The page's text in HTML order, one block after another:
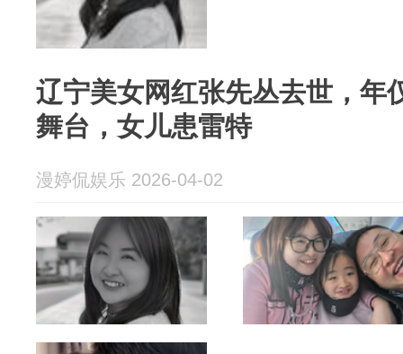
辽宁美女网红张先丛去世，年
舞台，女儿患雷特
漫婷侃娱乐 2026-04-02